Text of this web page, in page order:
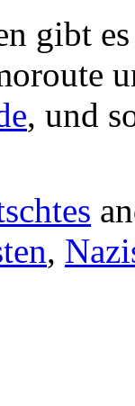
gibt
, und
,